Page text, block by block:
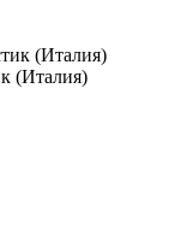
(Италия)